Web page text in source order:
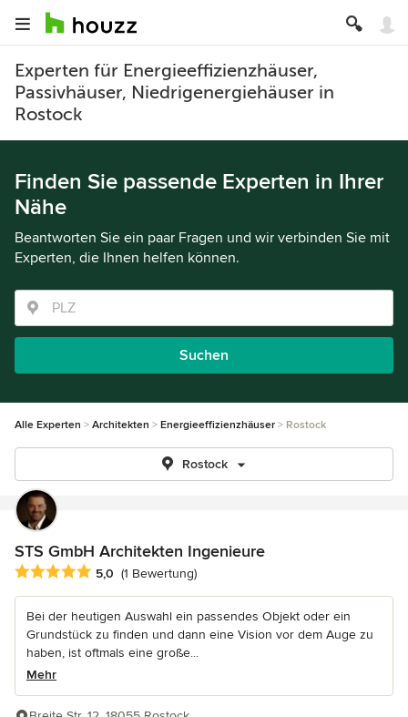
Experten für Energieeffizienzhäuser,
Passivhäuser, Niedrigenergiehäuser in
Rostock
Finden Sie passende Experten in Ihrer
Nähe
Beantworten Sie ein paar Fragen und wir verbinden Sie mit
Experten, die Ihnen helfen können.
Suchen
Alle Experten Architekten Energieeffizienzhäuser Rostock
Rostock
STS GmbH Architekten Ingenieure
Durchschnittliche Bewertung: 5 von 5 Sternen
5,0 (1 Bewertung)
Bei der heutigen Auswahl ein passendes Objekt oder ein
Grundstück zu finden und dann eine Vision vor dem Auge zu
haben, ist oftmals eine große...
Mehr